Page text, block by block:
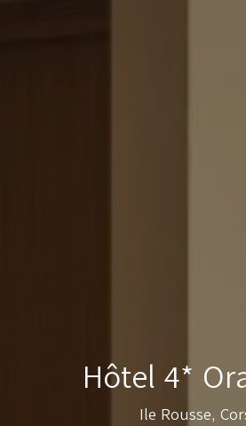
Hôtel 4*
Ile Rousse,